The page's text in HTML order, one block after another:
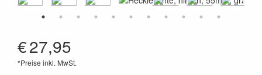
€27,95
*Preise inkl. MwSt.